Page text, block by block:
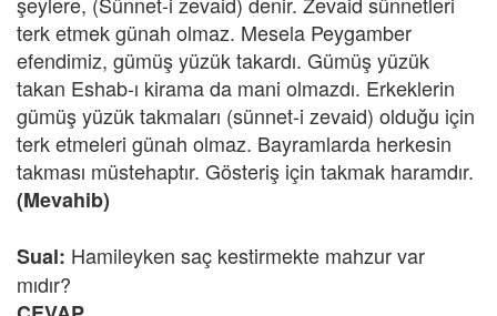
terk etmek günah olmaz. Mesela Peygamber
efendimiz, gümüş yüzük takardı. Gümüş yüzük
takan Eshab-ı kirama da mani olmazdı. Erkeklerin
gümüş yüzük takmaları (sünnet-i zevaid) olduğu için
terk etmeleri günah olmaz. Bayramlarda herkesin
takması müstehaptır. Gösteriş için takmak haramdır.
(Mevahib)
Sual: Hamileyken saç kestirmekte mahzur var
mıdır?